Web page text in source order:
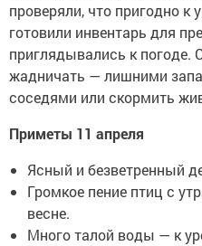
проверяли, что пригодно
готовили инвентарь для
приглядывались к погоде.
жадничать — лишними
соседями или скормить
Приметы 11 апреля
Ясный и безветренный
Громкое пение птиц с
весне.
Много талой воды — к